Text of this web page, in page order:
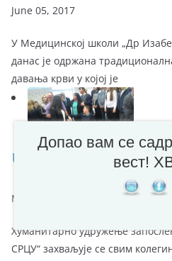
June 05, 2017
У Медицинској школи „Др
данас је одржана
давања крви у којој је
Чепом до
March 11, 2017
Хуманитарно удружење
СРЦУ“ захваљује се свим
Допао вам се
вест!